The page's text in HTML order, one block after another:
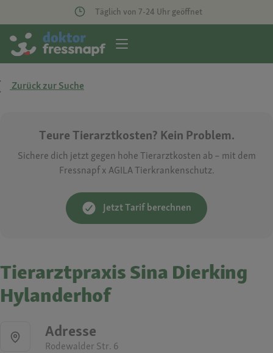
Täglich von 7-24 Uhr geöffnet
Zurück zur Suche
Teure Tierarztkosten? Kein Problem.
Sichere dich jetzt gegen hohe Tierarztkosten ab – mit dem
Fressnapf x AGILA Tierkrankenschutz.
Jetzt Tarif berechnen
Tierarztpraxis Sina Dierking
Hylanderhof
Adresse
Rodewalder Str. 6